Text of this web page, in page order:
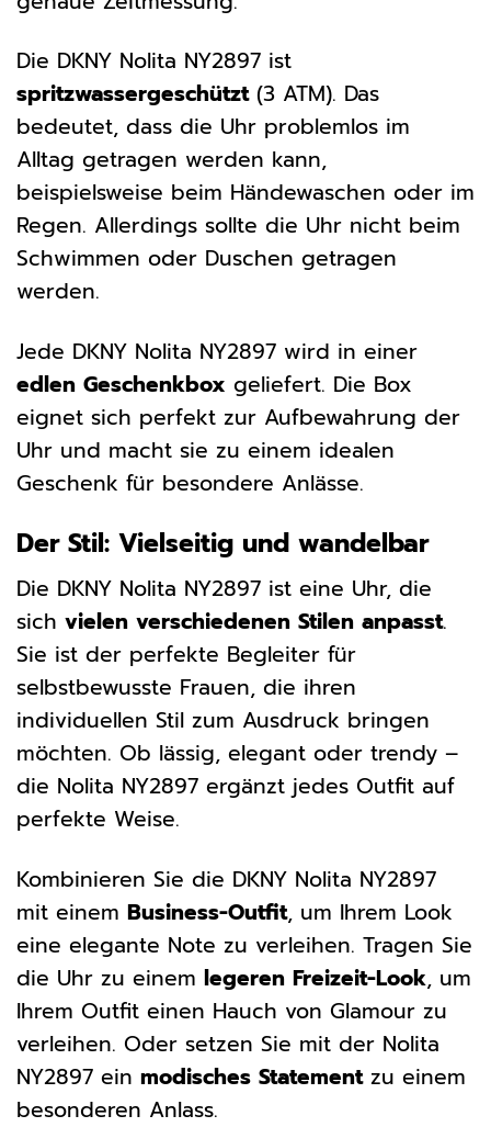
Die DKNY Nolita NY2897 ist
spritzwassergeschützt(3 ATM). Das
bedeutet, dass die Uhr problemlos im
Alltag getragen werden kann,
beispielsweise beim Händewaschen oder im
Regen. Allerdings sollte die Uhr nicht beim
Schwimmen oder Duschen getragen
werden.
Jede DKNY Nolita NY2897 wird in einer
edlen Geschenkbox geliefert. Die Box
eignet sich perfekt zur Aufbewahrung der
Uhr und macht sie zu einem idealen
Geschenk für besondere Anlässe.
Der Stil: Vielseitig und wandelbar
Die DKNY Nolita NY2897 ist eine Uhr, die
sich vielen verschiedenen Stilen anpasst.
Sie ist der perfekte Begleiter für
selbstbewusste Frauen, die ihren
individuellen Stil zum Ausdruck bringen
möchten. Ob lässig, elegant oder trendy –
die Nolita NY2897 ergänzt jedes Outfit auf
perfekte Weise.
Kombinieren Sie die DKNY Nolita NY2897
mit einem Business-Outfit, um Ihrem Look
eine elegante Note zu verleihen. Tragen Sie
die Uhr zu einem legeren Freizeit-Look, um
Ihrem Outfit einen Hauch von Glamour zu
verleihen. Oder setzen Sie mit der Nolita
NY2897 ein modisches Statementzu einem
besonderen Anlass.